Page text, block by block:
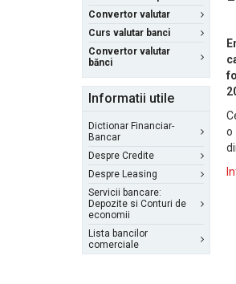
Convertor valutar
Curs valutar banci
Convertor valutar
bănci
Informatii utile
Dictionar Financiar-
Bancar
Despre Credite
Despre Leasing
Servicii bancare:
Depozite si Conturi de
economii
Lista bancilor
comerciale
o